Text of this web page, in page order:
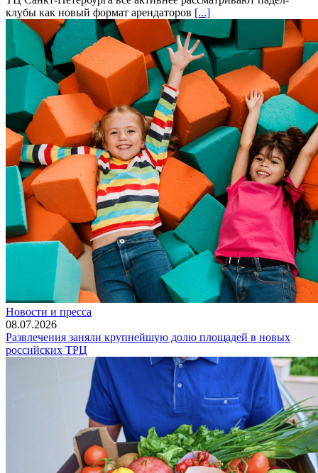
клубы как новый формат арендаторов [...]
Новости и пресса
08.07.2026
Развлечения заняли крупнейшую долю площадей в новых
российских ТРЦ